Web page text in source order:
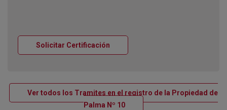
Solicitar Certificación
Ver todos los Tramites en el registro de la Propiedad de
Palma Nº 10Ventana nueva